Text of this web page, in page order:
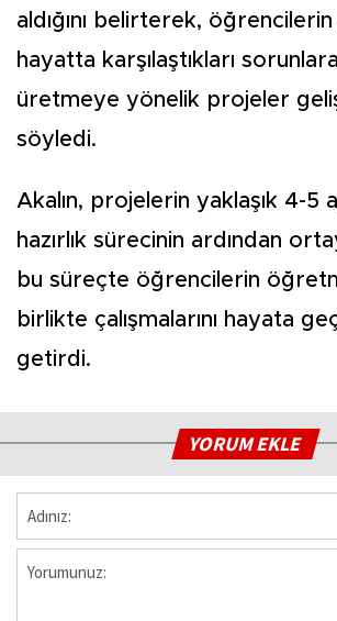
aldığını belirterek,
hayatta karşılaştıkları
üretmeye yönelik projeler
söyledi.
Akalın, projelerin yaklaşık 4-5
hazırlık sürecinin ardından
bu süreçte öğrencilerin
birlikte çalışmalarını hayata
getirdi.
YORUM EKLE